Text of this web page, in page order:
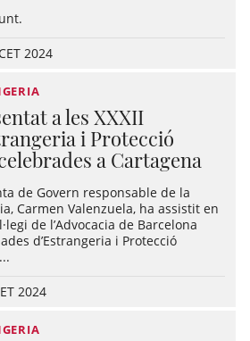
2024
a les XXXII
i Protecció
a Cartagena
de Govern responsable de la
Carmen Valenzuela, ha assistit en
de l’Advocacia de Barcelona
d’Estrangeria i Protecció
2024